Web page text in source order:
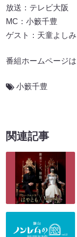
放送：テレビ大阪
MC：小籔千豊
ゲスト：天童よしみ
番組ホームページは
小籔千豊
関連記事